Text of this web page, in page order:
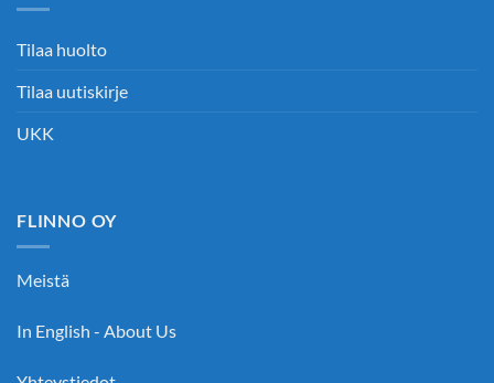
Tilaa huolto
Tilaa uutiskirje
UKK
FLINNO OY
Meistä
In English - About Us